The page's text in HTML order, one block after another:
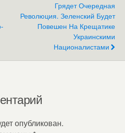
Грядет Очередная
Революция. Зеленский Будет
Повешен На Крещатике
Украинскими
Националистами
опубликован.